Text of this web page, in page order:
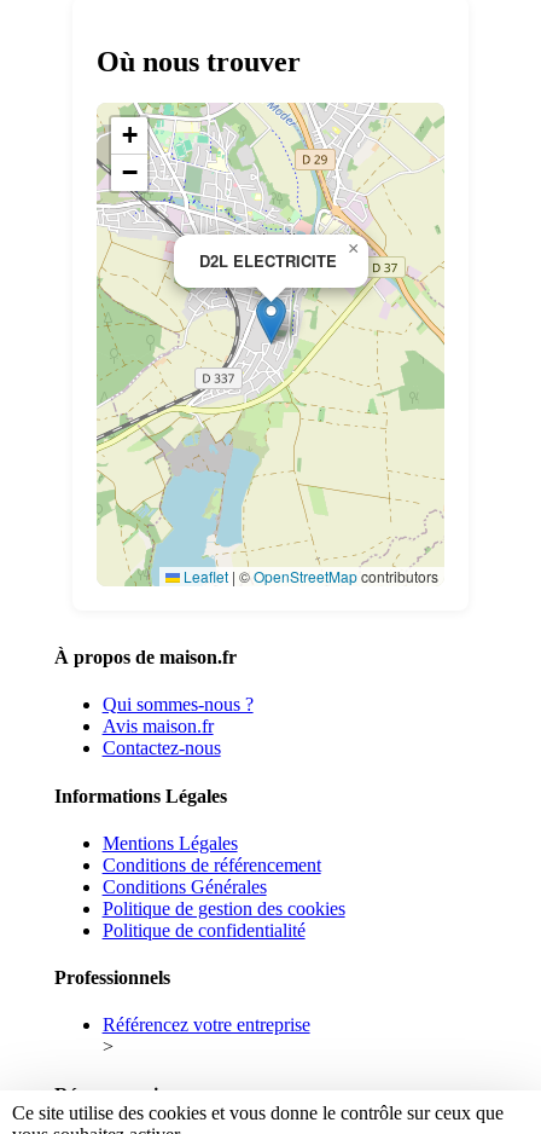
Où nous trouver
D2L ELECTRICITE
×
+
−
Leaflet | ©OpenStreetMapcontributors
À propos de maison.fr
Qui sommes-nous ?
Avis maison.fr
Contactez-nous
Informations Légales
Mentions Légales
Conditions de référencement
Conditions Générales
Politique de gestion des cookies
Politique de confidentialité
Professionnels
Référencez votre entreprise
>
Réseaux sociaux
Ce site utilise des cookies et vous donne le contrôle sur ceux que